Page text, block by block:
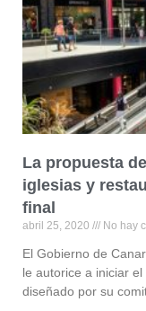
La propuesta
iglesias y
final
abril 25, 2020 No hay
El Gobierno de
le autorice a iniciar
diseñado por su